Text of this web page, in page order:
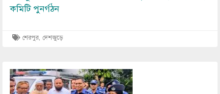
কমিটি পুনর্গঠন
শেরপুর, দেশজুড়ে
Image